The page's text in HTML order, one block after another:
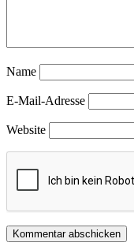
Name
E-Mail-Adresse
Website